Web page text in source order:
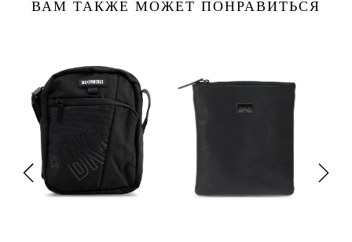
ВАМ ТАКЖЕ МОЖЕТ ПОНРАВИТЬСЯ